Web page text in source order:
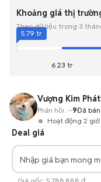
Khoảng giá thị
Theo dữ liệu trong 3
6.23 tr
5.79 tr
Vượng Kim Phát
Hoạt động 2
Phản hồi: --9Đã bán
Deal giá
Nhập giá bạn mong